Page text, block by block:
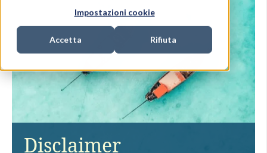
Impostazioni cookie
Accetta Rifiuta
Disclaimer